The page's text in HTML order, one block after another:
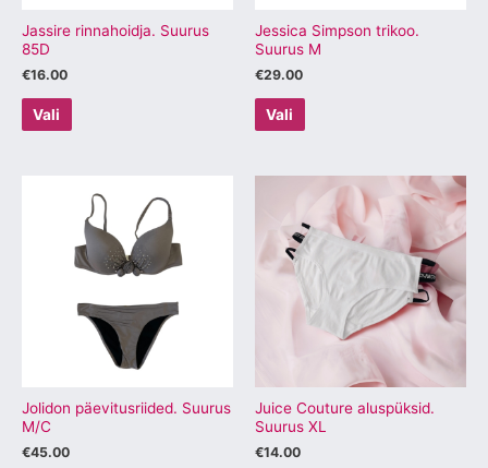
Jassire rinnahoidja. Suurus
85D
€16.00
Vali
tootelehel.
Jessica Simpson trikoo.
Suurus M
€29.00
Vali
tootelehel.
Jolidon päevitusriided. Suurus
M/C
€45.00
tootel
on
mitu
Valikuid
saab
tootelehel.
Juice Couture aluspüksid.
Suurus XL
€14.00
Sellel
tootel
on
mitu
varianti.
Valikuid
tootelehel.